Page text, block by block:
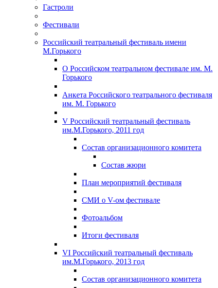
Гастроли
Фестивали
Российский театральный фестиваль имени
М.Горького
О Российском театральном фестивале им. М.
Горького
Анкета Российского театрального фестиваля
им. М. Горького
V Российский театральный фестиваль
им.М.Горького, 2011 год
Состав организационного комитета
Состав жюри
План мероприятий фестиваля
СМИ о V-ом фестивале
Фотоальбом
Итоги фестиваля
VI Российский театральный фестиваль
им.М.Горького, 2013 год
Состав организационного комитета